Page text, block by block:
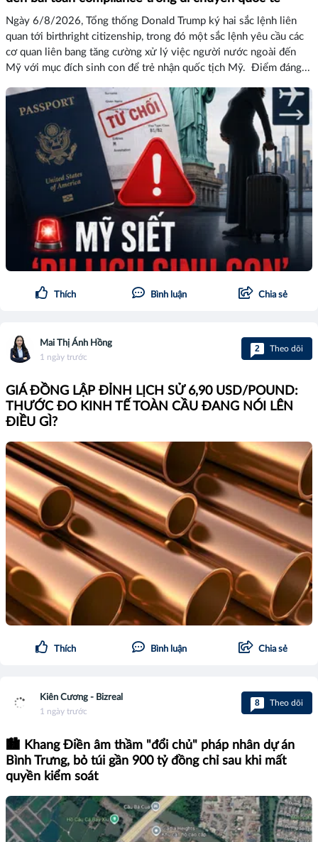
Ngày 6/8/2026, Tổng thống Donald Trump ký hai sắc lệnh liên
quan tới birthright citizenship, trong đó một sắc lệnh yêu cầu các
cơ quan liên bang tăng cường xử lý việc người nước ngoài đến
Mỹ với mục đích sinh con để trẻ nhận quốc tịch Mỹ. Điểm đáng...
Thích Bình luận Chia sẻ
Mai Thị Ánh Hồng
1 ngày trước
2 Theo dõi
GIÁ ĐỒNG LẬP ĐỈNH LỊCH SỬ 6,90 USD/POUND:
THƯỚC ĐO KINH TẾ TOÀN CẦU ĐANG NÓI LÊN
ĐIỀU GÌ?
Thích Bình luận Chia sẻ
Kiên Cương - Bizreal
1 ngày trước
8 Theo dõi
🏙️ Khang Điền âm thầm "đổi chủ" pháp nhân dự án
Bình Trưng, bỏ túi gần 900 tỷ đồng chỉ sau khi mất
quyền kiểm soát